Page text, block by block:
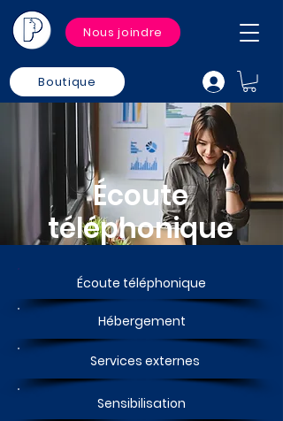
Nous joindre
Boutique
Écoute
téléphonique
Écoute téléphonique
Hébergement
Services externes
Sensibilisation